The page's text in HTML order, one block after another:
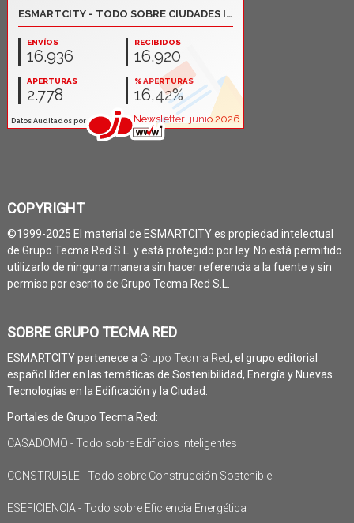
COPYRIGHT
©1999-2025 El material de ESMARTCITY es propiedad intelectual
de Grupo Tecma Red S.L. y está protegido por ley. No está permitido
utilizarlo de ninguna manera sin hacer referencia a la fuente y sin
permiso por escrito de Grupo Tecma Red S.L.
SOBRE GRUPO TECMA RED
ESMARTCITY pertenece a Grupo Tecma Red, el grupo editorial
español líder en las temáticas de Sostenibilidad, Energía y Nuevas
Tecnologías en la Edificación y la Ciudad.
Portales de Grupo Tecma Red:
CASADOMO - Todo sobre Edificios Inteligentes
CONSTRUIBLE - Todo sobre Construcción Sostenible
ESEFICIENCIA - Todo sobre Eficiencia Energética